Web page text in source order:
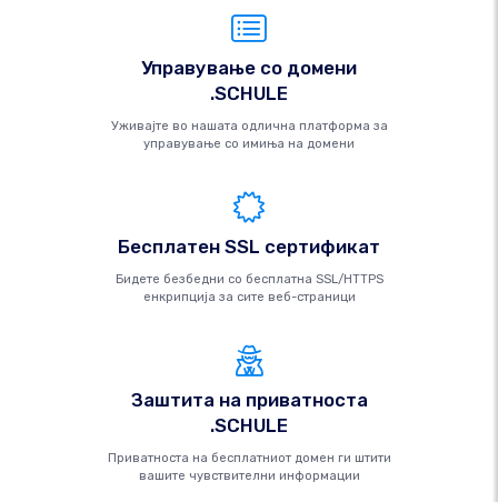
Управување со домени
.SCHULE
Уживајте во нашата одлична платформа за
управување со имиња на домени
Бесплатен SSL сертификат
Бидете безбедни со бесплатна SSL/HTTPS
енкрипција за сите веб-страници
Заштита на приватноста
.SCHULE
Приватноста на бесплатниот домен ги штити
вашите чувствителни информации